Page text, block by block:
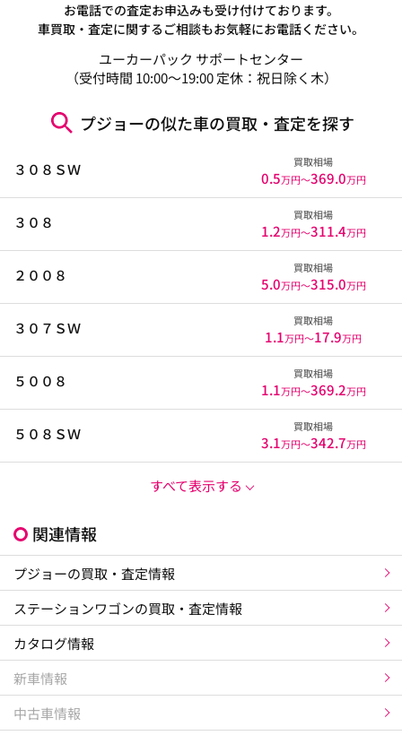
お電話での査定お申込みも受け付けております。
車買取・査定に関するご相談もお気軽にお電話ください。
ユーカーパック サポートセンター
（受付時間 10:00～19:00 定休：祝日除く木）
プジョーの似た車の買取・査定を探す
３０８ＳＷ 買取相場
0.5万円〜369.0万円
３０８ 買取相場
1.2万円〜311.4万円
２００８ 買取相場
5.0万円〜315.0万円
３０７ＳＷ 買取相場
1.1万円〜17.9万円
５００８ 買取相場
1.1万円〜369.2万円
５０８ＳＷ 買取相場
3.1万円〜342.7万円
すべて表示する
関連情報
プジョーの買取・査定情報
ステーションワゴンの買取・査定情報
カタログ情報
新車情報
中古車情報